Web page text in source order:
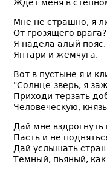
Ждет меня в
Мне не страшно, я
От грозящего врага?
Я надела алый пояс,
Янтари и жемчуга.
Вот в пустыне я и
"Солнце-зверь, я
Приходи терзать
Человеческую,
Дай мне вздрогнуть
Пасть и не
Дай услышать
Темный, пьяный,